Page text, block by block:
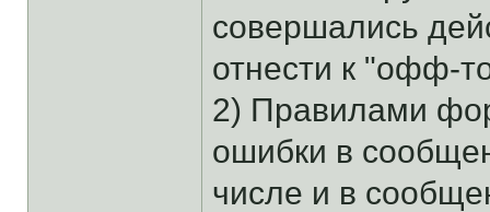
совершались
отнести к "офф-
2) Правилами
ошибки в
числе и в